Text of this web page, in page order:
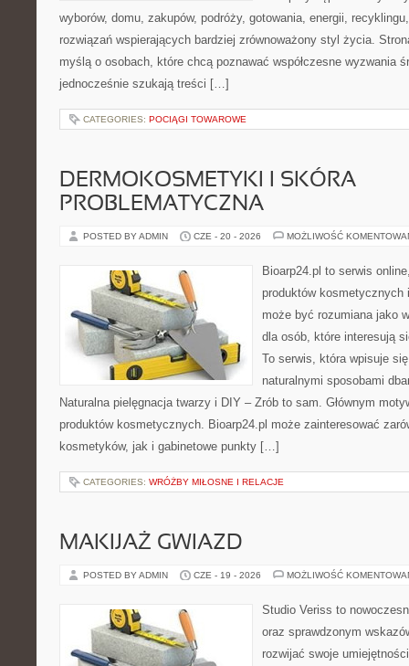
wyborów, domu, zakupów, podróży, gotowania, energii,
rozwiązań wspierających bardziej zrównoważony styl życia.
myślą o osobach, które chcą poznawać współczesne wyzwania
jednocześnie szukają treści […]
CATEGORIES: POCIĄGI TOWAROWE
DERMOKOSMETYKI I SKÓRA
PROBLEMATYCZNA
POSTED BY ADMIN CZE - 20 - 2026 MOŻLIWOŚĆ
Bioarp24.pl to serwis
produktów kosmetycznych
może być rozumiana jako
dla osób, które interesują
To serwis, która wpisuje
naturalnymi sposobami
Naturalna pielęgnacja twarzy i DIY – Zrób to sam. Głównym
produktów kosmetycznych. Bioarp24.pl może zainteresować
kosmetyków, jak i gabinetowe punkty […]
CATEGORIES: WRÓŻBY MIŁOSNE I RELACJE
MAKIJAŻ GWIAZD
POSTED BY ADMIN CZE - 19 - 2026 MOŻLIWOŚĆ
Studio Veriss to
oraz sprawdzonym
rozwijać swoje